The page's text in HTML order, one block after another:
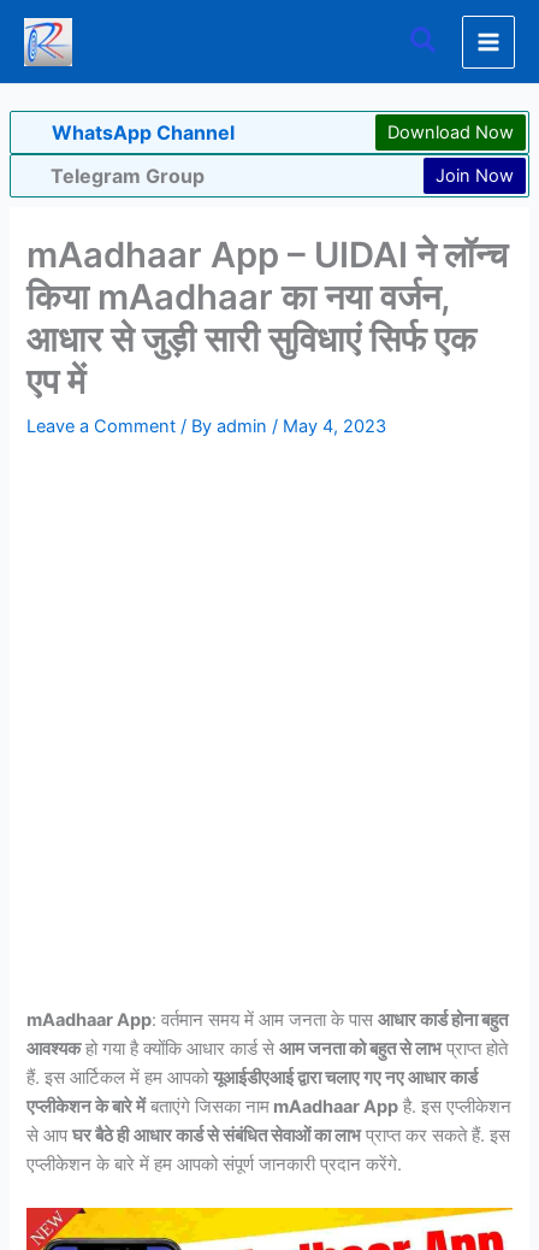
Skip
content
Search
WhatsApp Channel Download Now
Telegram Group Join Now
mAadhaar App – UIDAI ने लॉन्च
किया mAadhaar का नया वर्जन,
आधार से जुड़ी सारी सुविधाएं सिर्फ एक
एप में
Leave a Comment / Byadmin/ May 4, 2023
mAadhaar App: वर्तमान समय में आम जनता के पासआधार कार्ड होना बहुत
आवश्यकहो गया है क्योंकि आधार कार्ड सेआम जनता को बहुत से लाभप्राप्त होते
हैं. इस आर्टिकल में हम आपकोयूआईडीएआई द्वारा चलाए गए नए आधार कार्ड
एप्लीकेशन के बारे मेंबताएंगे जिसका नाम mAadhaar App है. इस एप्लीकेशन
से आपघर बैठे ही आधार कार्ड से संबंधित सेवाओं का लाभप्राप्त कर सकते हैं. इस
एप्लीकेशन के बारे में हम आपको संपूर्ण जानकारी प्रदान करेंगे.